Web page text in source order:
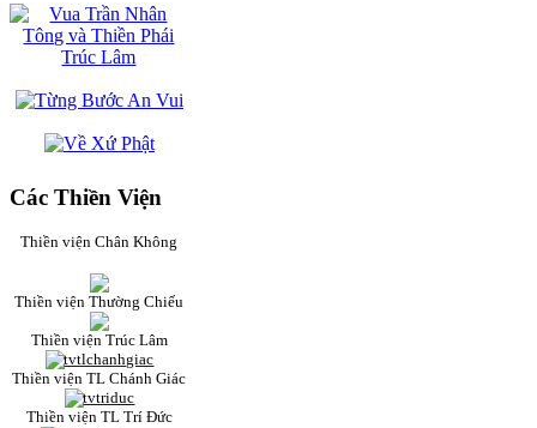
Các Thiền Viện
Thiền viện Chân Không
Thiền viện Thường Chiếu
Thiền viện Trúc Lâm
Thiền viện TL Chánh Giác
Thiền viện TL Trí Đức